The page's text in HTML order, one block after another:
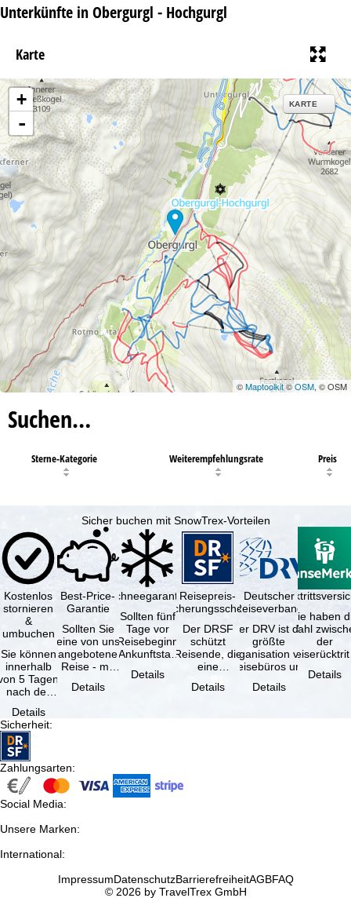
Unterkünfte in Obergurgl - Hochgurgl
Karte
+
-
KARTE
©Maptoolkit©OSM, © OSM
Suchen…
Sterne-Kategorie Weiterempfehlungsrate Preis
Sicher buchen mit SnowTrex-Vorteilen
Kostenlos
stornieren
&
umbuchen
Sie können
innerhalb
5 Tagen
nach der
kostenfrei
…
Details
Best-Price-
Garantie
Sollten Sie
eine von uns
angebotene
Reise - mit
Leistung und
Details
Schneegarantie
Sollten fünf
Tage vor
Reisebeginn
(Ankunftstag)
aufgrund von
Schneemangel
Details
Reisepreis-
Sicherungsschein
Der DRSF
schützt
Reisende, die
eine
oder
Details
Deutscher
Reiseverband
Der DRV ist die
größte
Organisation von
Reisebüros und
Reiseveranstaltern
in …
Details
Sie haben
Wahl
der
(inklusive
Details
Sicherheit:
Zahlungsarten:
Social Media:
Unsere Marken:
International:
ImpressumDatenschutzBarrierefreiheitAGBFAQ
© 2026 by TravelTrex GmbH